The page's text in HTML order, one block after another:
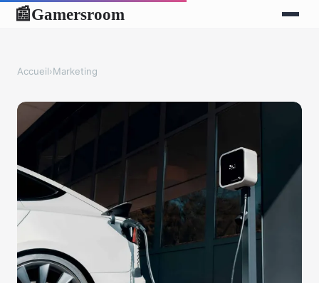
📰Gamersroom
Accueil›Marketing